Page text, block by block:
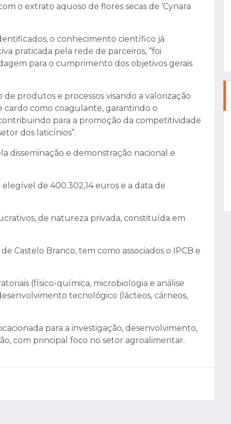
o extrato aquoso de flores secas de ‘Cynara
o conhecimento científico já
praticada pela rede de parceiros, “foi
para o cumprimento dos objetivos gerais
de produtos e processos visando a valorização
cardo como coagulante, garantindo o
para a promoção da competitividade
dos laticínios”.
disseminação e demonstração nacional e
de 400.302,14 euros e a data de
de natureza privada, constituída em
Castelo Branco, tem como associados o IPCB e
(físico-química, microbiologia e análise
tecnológico (lácteos, cárneos,
para a investigação, desenvolvimento,
com principal foco no setor agroalimentar.